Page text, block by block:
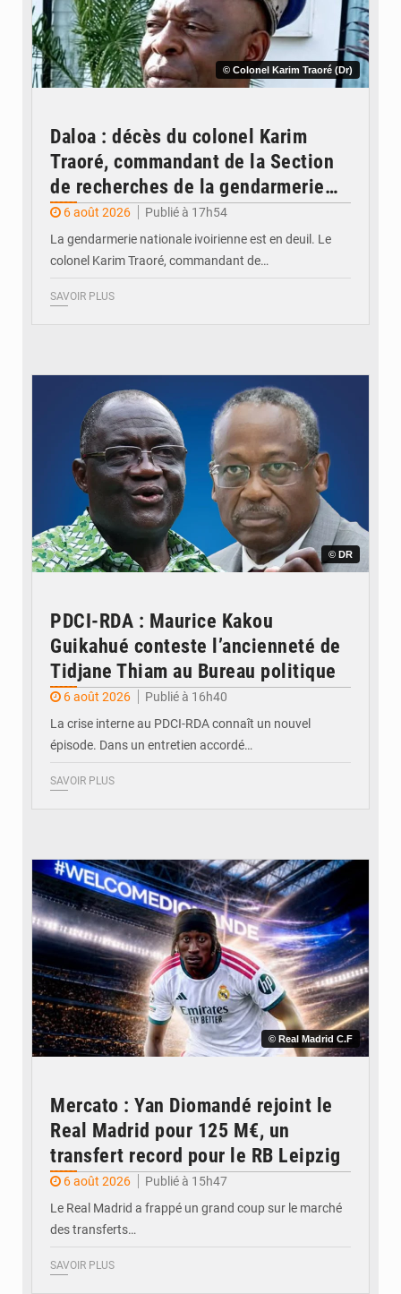
© Colonel Karim Traoré (Dr)
Daloa : décès du colonel Karim
Traoré, commandant de la Section
de recherches de la gendarmerie
après une activité sportive
6 août 2026
Publié à 17h54
La gendarmerie nationale ivoirienne est en deuil. Le
colonel Karim Traoré, commandant de…
SAVOIR PLUS
© DR
PDCI-RDA : Maurice Kakou
Guikahué conteste l’ancienneté de
Tidjane Thiam au Bureau politique
6 août 2026
Publié à 16h40
La crise interne au PDCI-RDA connaît un nouvel
épisode. Dans un entretien accordé…
SAVOIR PLUS
© Real Madrid C.F
Mercato : Yan Diomandé rejoint le
Real Madrid pour 125 M€, un
transfert record pour le RB Leipzig
6 août 2026
Publié à 15h47
Le Real Madrid a frappé un grand coup sur le marché
des transferts…
SAVOIR PLUS